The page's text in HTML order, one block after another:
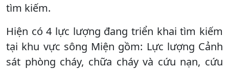
tìm kiếm.
Hiện có 4 lực lượng đang triển khai tìm kiếm
tại khu vực sông Miện gồm: Lực lượng Cảnh
sát phòng cháy, chữa cháy và cứu nạn, cứu